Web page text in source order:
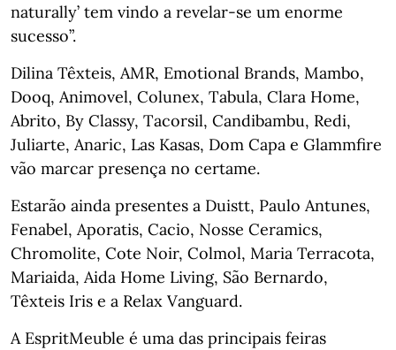
naturally’ tem vindo a revelar-se um enorme
sucesso”.
Dilina Têxteis, AMR, Emotional Brands, Mambo,
Dooq, Animovel, Colunex, Tabula, Clara Home,
Abrito, By Classy, Tacorsil, Candibambu, Redi,
Juliarte, Anaric, Las Kasas, Dom Capa e Glammfire
vão marcar presença no certame.
Estarão ainda presentes a Duistt, Paulo Antunes,
Fenabel, Aporatis, Cacio, Nosse Ceramics,
Chromolite, Cote Noir, Colmol, Maria Terracota,
Mariaida, Aida Home Living, São Bernardo,
Têxteis Iris e a Relax Vanguard.
A EspritMeuble é uma das principais feiras